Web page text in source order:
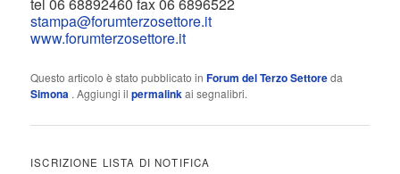
stampa@forumterzosettore.it
www.forumterzosettore.it
Questo articolo è stato pubblicato inForum del Terzo Settoreda
Simona . Aggiungi ilpermalinkai segnalibri.
ISCRIZIONE LISTA DI NOTIFICA